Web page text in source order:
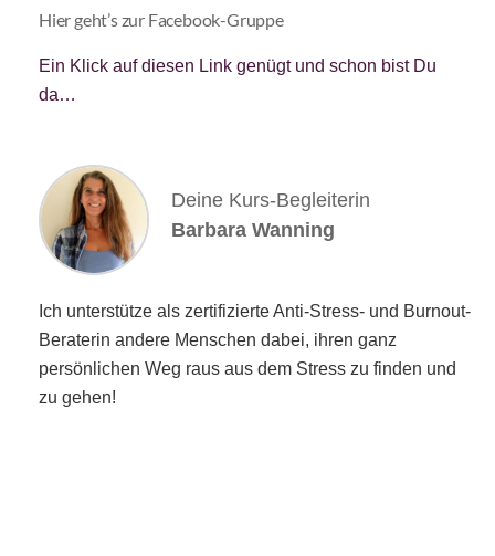
Hier geht’s zur Facebook-Gruppe
Ein Klick auf diesen Link genügt und schon bist Du
da…
Deine Kurs-Begleiterin
Barbara Wanning
Ich unterstütze als zertifizierte Anti-Stress- und Burnout-
Beraterin andere Menschen dabei, ihren ganz
persönlichen Weg raus aus dem Stress zu finden und
zu gehen!